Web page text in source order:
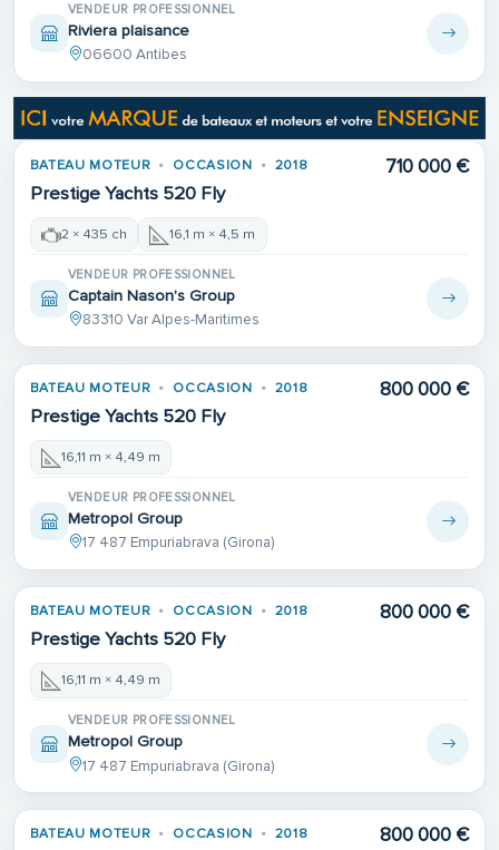
VENDEUR PROFESSIONNEL
Riviera plaisance
06600 Antibes
BATEAU MOTEUR OCCASION 2018
Prestige Yachts 520 Fly
710 000 €
2 × 435 ch 16,1 m × 4,5 m
VENDEUR PROFESSIONNEL
Captain Nason's Group
83310 Var Alpes-Maritimes
BATEAU MOTEUR OCCASION 2018
Prestige Yachts 520 Fly
800 000 €
16,11 m × 4,49 m
VENDEUR PROFESSIONNEL
Metropol Group
17 487 Empuriabrava (Girona)
BATEAU MOTEUR OCCASION 2018
Prestige Yachts 520 Fly
800 000 €
16,11 m × 4,49 m
VENDEUR PROFESSIONNEL
Metropol Group
17 487 Empuriabrava (Girona)
BATEAU MOTEUR OCCASION 2018 800 000 €